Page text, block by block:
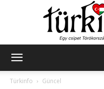
Türkinfo
Güncel